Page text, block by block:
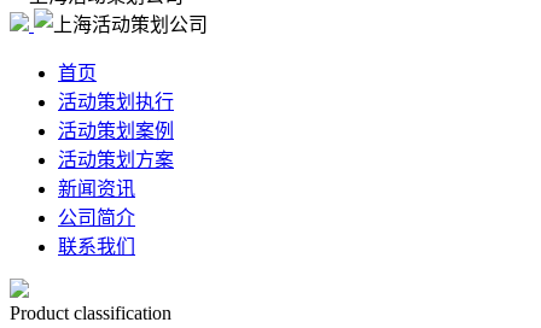
首页
活动策划执行
活动策划案例
活动策划方案
新闻资讯
公司简介
联系我们
Product classification